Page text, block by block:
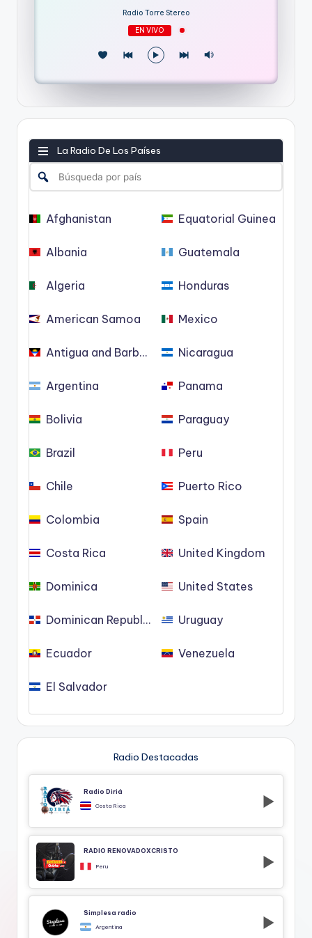
Radio Torre Stereo
EN VIVO
La Radio De Los Países
Afghanistan
Albania
Algeria
American Samoa
Antigua and Barbuda
Argentina
Bolivia
Brazil
Chile
Colombia
Costa Rica
Dominica
Dominican Republic
Ecuador
El Salvador
Equatorial Guinea
Guatemala
Honduras
Mexico
Nicaragua
Panama
Paraguay
Peru
Puerto Rico
Spain
United Kingdom
United States
Uruguay
Venezuela
Radio Destacadas
Radio Diriá
Costa Rica
RADIO RENOVADOXCRISTO
Peru
Simplesa radio
Argentina